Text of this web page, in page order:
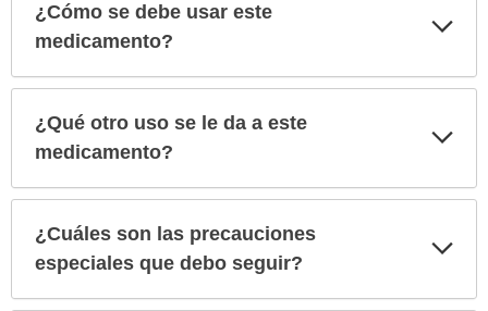
medicamento?
extendido.
¿Cómo se debe usar este
medicamento?
¿Qué otro uso se le da a este
medicamento?
¿Cuáles son las precauciones
especiales que debo seguir?